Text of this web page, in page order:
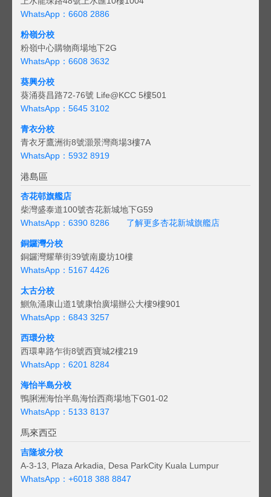
WhatsApp：6608 2886
粉嶺分校
粉嶺中心購物商場地下2G
WhatsApp：6608 3632
葵興分校
葵涌葵昌路72-76號 Life@KCC 5樓501
WhatsApp：5645 3102
青衣分校
青衣牙鷹洲街8號灝景灣商場3樓7A
WhatsApp：5932 8919
港島區
杏花邨旗艦店
柴灣盛泰道100號杏花新城地下G59
WhatsApp：6390 8286
了解更多杏花新城旗艦店
銅鑼灣分校
銅鑼灣耀華街39號南慶坊10樓
WhatsApp：5167 4426
太古分校
鰂魚涌康山道1號康怡廣場辦公大樓9樓901
WhatsApp：6843 3257
西環分校
西環卑路乍街8號西寶城2樓219
WhatsApp：6201 8284
海怡半島分校
鴨脷洲海怡半島海怡西商場地下G01-02
WhatsApp：5133 8137
馬來西亞
吉隆坡分校
A-3-13, Plaza Arkadia, Desa ParkCity Kuala Lumpur
WhatsApp： +6018 388 8847